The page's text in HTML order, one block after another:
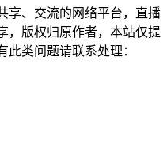
享、交流的网络平台，直播
，版权归原作者，本站仅提
类问题请联系处理：